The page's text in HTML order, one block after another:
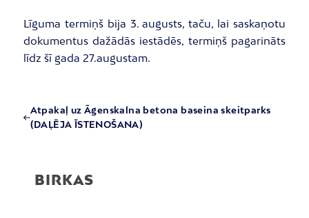
Līguma termiņš bija 3. augusts, taču, lai saskaņotu
dokumentus dažādās iestādēs, termiņš pagarināts
līdz šī gada 27.augustam.
Atpakaļ uz Āgenskalna betona baseina skeitparks
(DAĻĒJA ĪSTENOŠANA)
BIRKAS